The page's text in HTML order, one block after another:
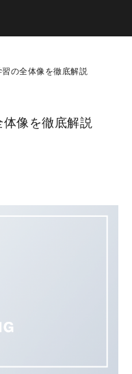
習の全体像を徹底解説
体像を徹底解説